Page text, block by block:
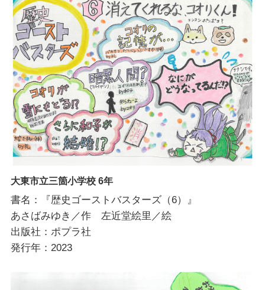
大東市立三箇小学校 6年
書名：『歴史ゴーストバスターズ（6）』
あさばみゆき／作 左近堂絵里／絵
出版社：ポプラ社
発行年：2023